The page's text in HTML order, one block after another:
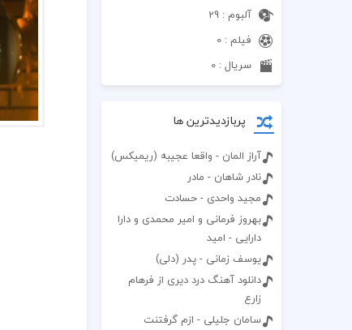
آلبوم : 29
فیلم : 0
سریال : 0
پربازدیدترین ها
آراز المان - واقعا عجیبه (ریمیکس)
نادر شاهان - مادر
مجید واحدی - حسادت
بهروز فرمانی و امیر محمدی و دارا
دارایی - امید
یوسف زمانی - پدر (دلی)
دانلود آهنگ درد دیری از فرهام
زارع
سامان جلیلی - ازم گرفتنت